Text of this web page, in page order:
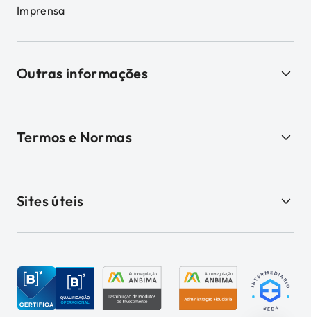
Imprensa
Outras informações
Termos e Normas
Sites úteis